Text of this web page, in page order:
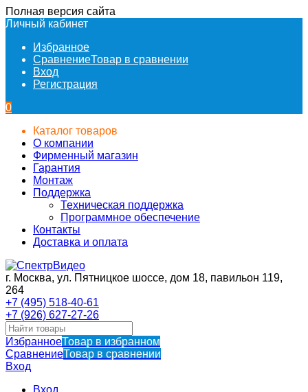
Полная версия сайта
Личный кабинет
Избранное
СравнениеТовар в сравнении
Вход
Регистрация
0
Каталог товаров
О компании
Фирменный магазин
Гарантия
Монтаж
Поддержка
Техническая поддержка
Программное обеспечение
Контакты
Доставка и оплата
г. Москва, ул. Пятницкое шоссе, дом 18, павильон 119,
264
+7 (495) 518-40-61
+7 (926) 627-27-26
ИзбранноеТовар в избранном
СравнениеТовар в сравнении
Вход
Вход